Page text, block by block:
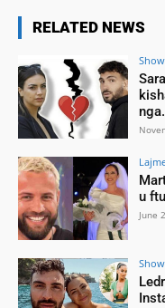
RELATED NEWS
u
June